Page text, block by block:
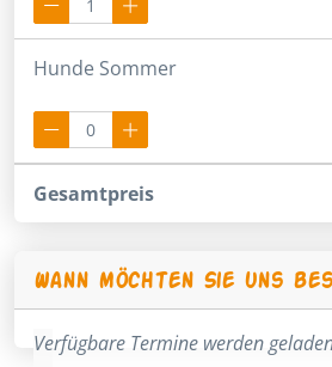
Hunde Sommer
Gesamtpreis
Wann möchten Sie uns
Verfügbare Termine werden